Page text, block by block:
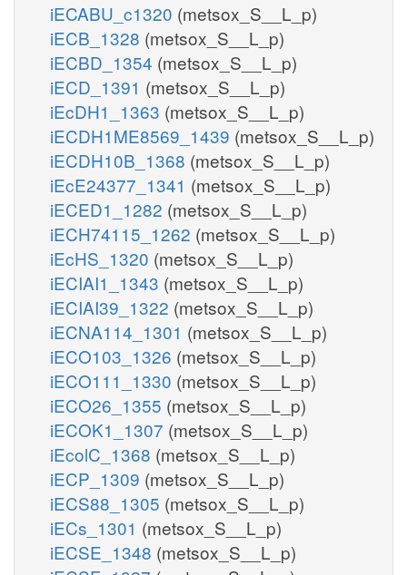
iECABU_c1320 (metsox_S__L_p)
iECB_1328 (metsox_S__L_p)
iECBD_1354 (metsox_S__L_p)
iECD_1391 (metsox_S__L_p)
iEcDH1_1363 (metsox_S__L_p)
iECDH1ME8569_1439 (metsox_S__L_p)
iECDH10B_1368 (metsox_S__L_p)
iEcE24377_1341 (metsox_S__L_p)
iECED1_1282 (metsox_S__L_p)
iECH74115_1262 (metsox_S__L_p)
iEcHS_1320 (metsox_S__L_p)
iECIAI1_1343 (metsox_S__L_p)
iECIAI39_1322 (metsox_S__L_p)
iECNA114_1301 (metsox_S__L_p)
iECO103_1326 (metsox_S__L_p)
iECO111_1330 (metsox_S__L_p)
iECO26_1355 (metsox_S__L_p)
iECOK1_1307 (metsox_S__L_p)
iEcolC_1368 (metsox_S__L_p)
iECP_1309 (metsox_S__L_p)
iECS88_1305 (metsox_S__L_p)
iECs_1301 (metsox_S__L_p)
iECSE_1348 (metsox_S__L_p)